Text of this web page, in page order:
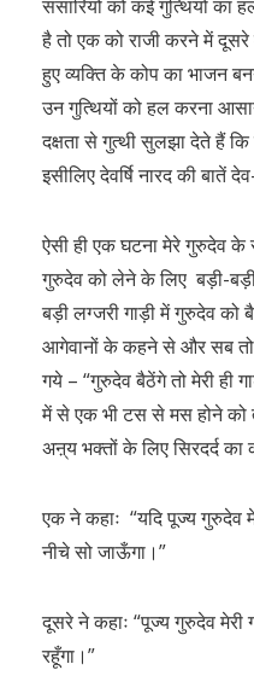
संसारियों को कई गुत्थियों का
है तो एक को राजी करने में दूसरे
हुए व्यक्ति के कोप का भाजन
उन गुत्थियों को हल करना
दक्षता से गुत्थी सुलझा देते हैं
इसीलिए देवर्षि नारद की बातें
ऐसी ही एक घटना मेरे गुरुदेव के
गुरुदेव को लेने के लिए बड़ी-
बड़ी लग्जरी गाड़ी में गुरुदेव
आगेवानों के कहने से और सब तो
गये – “गुरुदेव बैठेंगे तो मेरी ही
में से एक भी टस से मस होने को
अऩ्य भक्तों के लिए सिरदर्द का
एक ने कहाः “यदि पूज्य गुरुदेव
नीचे सो जाऊँगा।”
दूसरे ने कहाः “पूज्य गुरुदेव मेरी
रहूँगा।”